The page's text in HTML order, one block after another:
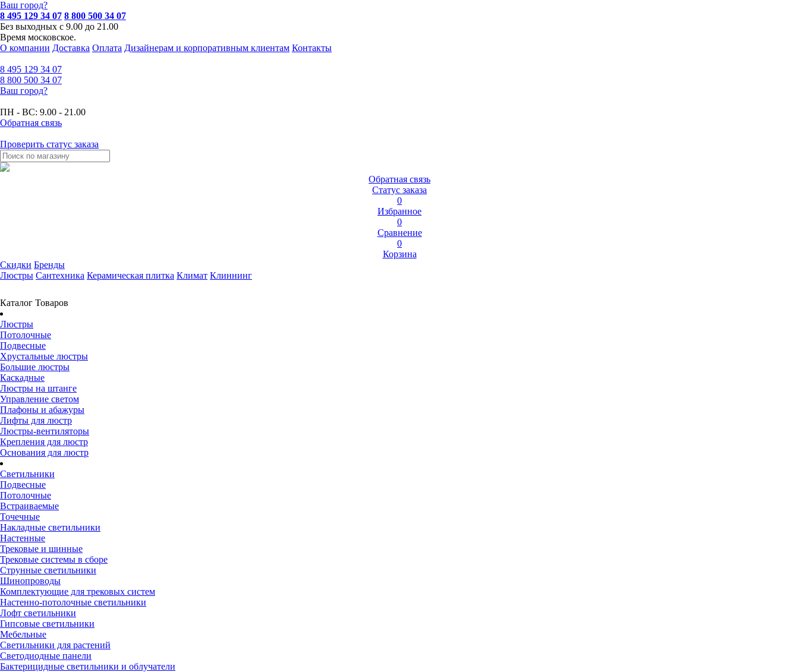
Ваш город?
8 495 129 34 07 8 800 500 34 07
Без выходных с 9.00 до 21.00
Время московское.
О компании Доставка Оплата Дизайнерам и корпоративным клиентам Контакты
8 495 129 34 07
8 800 500 34 07
Ваш город?
ПН - ВС: 9.00 - 21.00
Обратная связь
Проверить статус заказа
Обратная связь
Статус заказа
0
Избранное
0
Сравнение
0
Корзина
Скидки Бренды
Люстры Сантехника Керамическая плитка Климат Клиннинг
Каталог Товаров
Люстры
Потолочные
Подвесные
Хрустальные люстры
Большие люстры
Каскадные
Люстры на штанге
Управление светом
Плафоны и абажуры
Лифты для люстр
Люстры-вентиляторы
Крепления для люстр
Основания для люстр
Светильники
Подвесные
Потолочные
Встраиваемые
Точечные
Накладные светильники
Настенные
Трековые и шинные
Трековые системы в сборе
Струнные светильники
Шинопроводы
Комплектующие для трековых систем
Настенно-потолочные светильники
Лофт светильники
Гипсовые светильники
Мебельные
Светильники для растений
Светодиодные панели
Бактерицидные светильники и облучатели